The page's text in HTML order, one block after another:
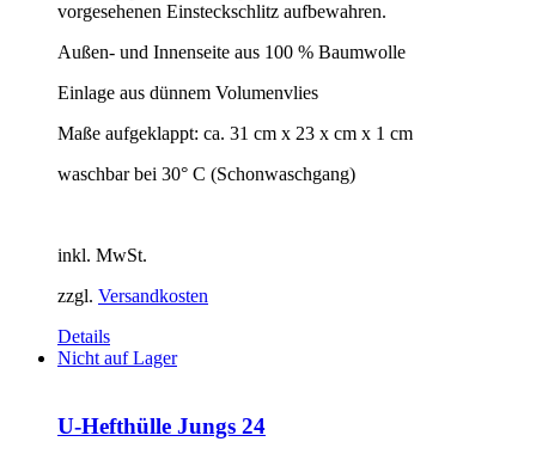
vorgesehenen Einsteckschlitz aufbewahren.
Außen- und Innenseite aus 100 % Baumwolle
Einlage aus dünnem Volumenvlies
Maße aufgeklappt: ca. 31 cm x 23 x cm x 1 cm
waschbar bei 30° C (Schonwaschgang)
inkl. MwSt.
zzgl. Versandkosten
Details
Nicht auf Lager
U-Hefthülle Jungs 24